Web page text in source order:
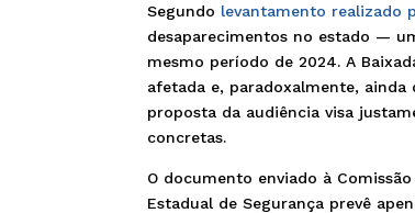
Segundo levantamento realizado
desaparecimentos no estado —
mesmo período de 2024. A
afetada e, paradoxalmente, ainda
proposta da audiência visa
concretas.
O documento enviado à
Estadual de Segurança prevê